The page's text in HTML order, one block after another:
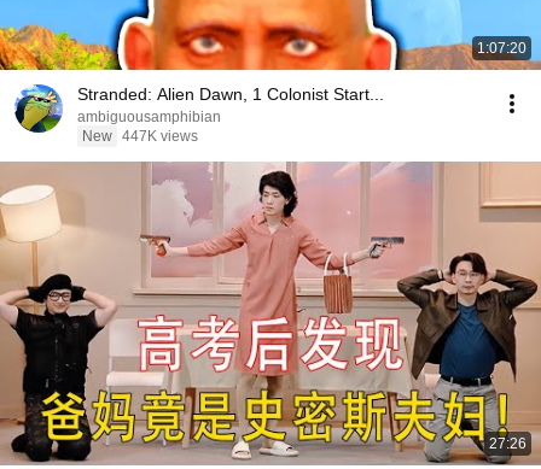
1:07:20
Stranded: Alien Dawn, 1 Colonist Start...
ambiguousamphibian
New 447K views
27:26